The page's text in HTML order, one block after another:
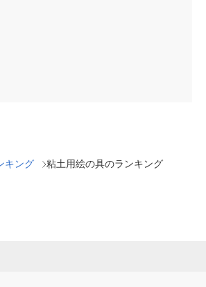
キング 粘土用絵の具のランキング